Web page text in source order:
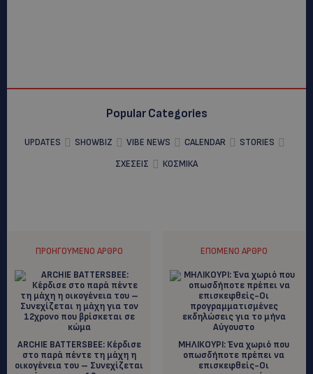
Popular Categories
UPDATES SHOWBIZ VIBE NEWS CALENDAR
STORIES
ΣΧΕΣΕΙΣ
ΚΟΣΜΙΚΑ
ΠΡΟΗΓΟΎΜΕΝΟ ΆΡΘΡΟ
ARCHIE BATTERSBEE: Κέρδισε
στο παρά πέντε τη μάχη η
οικογένεια του – Συνεχίζεται
ΕΠΌΜΕΝΟ ΆΡΘΡΟ
MHΛΙΚΟΥΡΙ: Ένα χωριό που
οπωσδήποτε πρέπει να
επισκεφθείς-Οι